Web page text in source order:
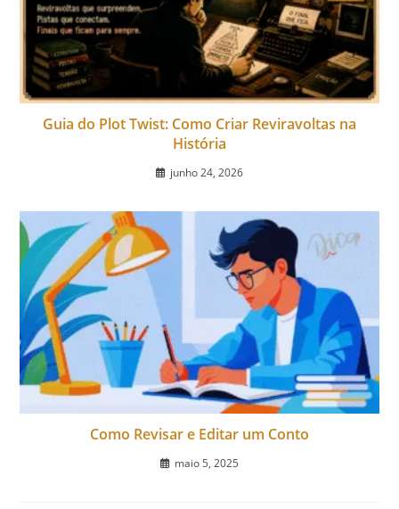
Guia do Plot Twist: Como Criar Reviravoltas na
História
junho 24, 2026
Como Revisar e Editar um Conto
maio 5, 2025